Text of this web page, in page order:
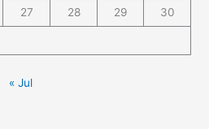
27 28 29 30
« Jul